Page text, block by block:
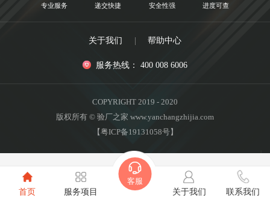
首页 服务项目
客服
关于我们 联系我们
专业服务
递交快捷
安全性强
进度可查
关于我们 | 帮助中心
服务热线： 400 008 6006
COPYRIGHT 2019 - 2020
版权所有 © 验厂之家 www.yanchangzhijia.com
【粤ICP备19131058号】